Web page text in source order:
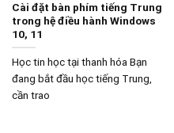
Cài đặt bàn phím tiếng Trung
trong hệ điều hành Windows
10, 11
Học tin học tại thanh hóa Bạn
đang bắt đầu học tiếng Trung,
cần trao